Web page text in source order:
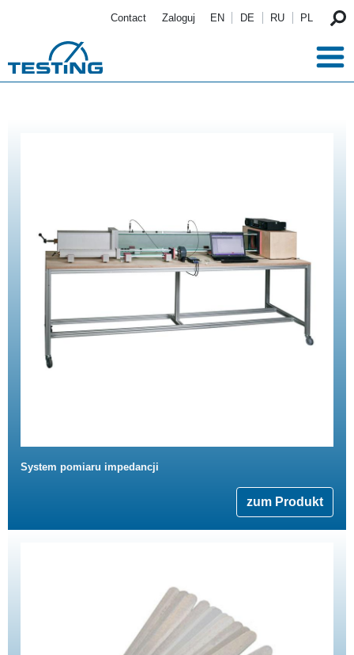
Contact Zaloguj EN DE RU PL
System pomiaru impedancji
zum Produkt